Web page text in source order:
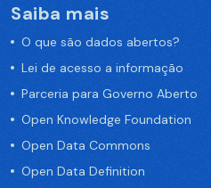
Saiba mais
O que são dados abertos?
Lei de acesso a informação
Parceria para Governo Aberto
Open Knowledge Foundation
Open Data Commons
Open Data Definition